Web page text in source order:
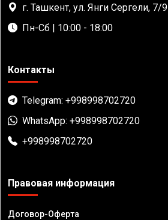
г. Ташкент, ул. Янги Сергели, 7/9
Пн-Сб | 10:00 - 18:00
Контакты
Telegram: +998998702720
WhatsApp: +998998702720
+998998702720
Правовая информация
Договор-Оферта